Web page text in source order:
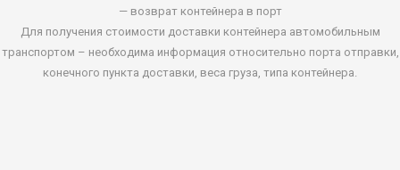
— возврат контейнера в порт
Для получения стоимости доставки контейнера автомобильным
транспортом – необходима информация относительно порта отправки,
конечного пункта доставки, веса груза, типа контейнера.